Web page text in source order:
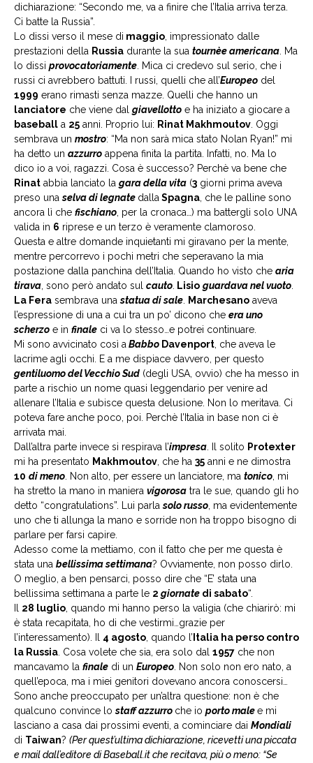
dichiarazione: “Secondo me, va a finire che l’Italia arriva terza.
Ci batte la Russia”.
Lo dissi verso il mese di maggio , impressionato dalle
prestazioni della Russia durante la sua tournèe americana . Ma
lo dissi provocatoriamente . Mica ci credevo sul serio, che i
russi ci avrebbero battuti. I russi, quelli che all’Europeo del
1999 erano rimasti senza mazze. Quelli che hanno un
lanciatore che viene dal giavellotto e ha iniziato a giocare a
baseball a 25 anni. Proprio lui: Rinat Makhmoutov . Oggi
sembrava un mostro: “Ma non sarà mica stato Nolan Ryan!” mi
ha detto un azzurro appena finita la partita. Infatti, no. Ma lo
dico io a voi, ragazzi. Cosa è successo? Perchè va bene che
Rinat abbia lanciato la gara della vita (3 giorni prima aveva
preso unaselva di legnate dalla Spagna , che le palline sono
ancora lì che fischiano , per la cronaca…) ma battergli solo UNA
valida in 6 riprese e un terzo è veramente clamoroso.
Questa e altre domande inquietanti mi giravano per la mente,
mentre percorrevo i pochi metri che seperavano la mia
postazione dalla panchina dell’Italia. Quando ho visto che aria
tirava , sono però andato sul cauto Lisio guardava nel vuoto
La Fera sembrava unastatua di sale Marchesano aveva
l’espressione di una a cui tra un po’ dicono che era uno
scherzo e in finale ci va lo stesso…e potrei continuare.
Mi sono avvicinato così a Babbo Davenport , che aveva le
lacrime agli occhi. E a me dispiace davvero, per questo
gentiluomo del Vecchio Sud (degli USA, ovvio) che ha messo in
parte a rischio un nome quasi leggendario per venire ad
allenare l’Italia e subisce questa delusione. Non lo meritava. Ci
poteva fare anche poco, poi. Perchè l’Italia in base non ci è
arrivata mai.
Dall’altra parte invece si respirava l’impresa . Il solito Protexter
mi ha presentato Makhmoutov , che ha 35 anni e ne dimostra
10 di meno . Non alto, per essere un lanciatore, ma tonico , mi
ha stretto la mano in maniera vigorosa tra le sue, quando gli ho
detto “congratulations”. Lui parlasolo russo , ma evidentemente
uno che ti allunga la mano e sorride non ha troppo bisogno di
parlare per farsi capire.
Adesso come la mettiamo, con il fatto che per me questa è
stata una bellissima settimana? Ovviamente, non posso dirlo.
O meglio, a ben pensarci, posso dire che “E’ stata una
bellissima settimana a parte le 2 giornate di sabato“.
28 luglio , quando mi hanno perso la valigia (che chiarirò: mi
è stata recapitata, ho di che vestirmi…grazie per
l’interessamento). Il 4 agosto , quando l’ Italia ha perso contro
la Russia . Cosa volete che sia, era solo dal 1957 che non
mancavamo la finale di un Europeo . Non solo non ero nato, a
quell’epoca, ma i miei genitori dovevano ancora conoscersi…
Sono anche preoccupato per un’altra questione: non è che
qualcuno convince lostaff azzurro che io porto malee mi
lasciano a casa dai prossimi eventi, a cominciare dai Mondiali
di Taiwan? (Per quest’ultima dichiarazione, ricevetti una piccata
e mail dall’editore di Baseball.it che recitava, più o meno: “Se